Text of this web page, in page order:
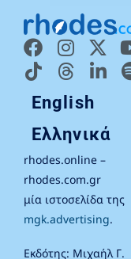
English
Ελληνικά
rhodes.online –
rhodes.com.gr
μία ιστοσελίδα της
mgk.advertising.
Εκδότης: Μιχαήλ Γ.